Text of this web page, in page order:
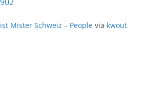
Mister Schweiz – People via kwout